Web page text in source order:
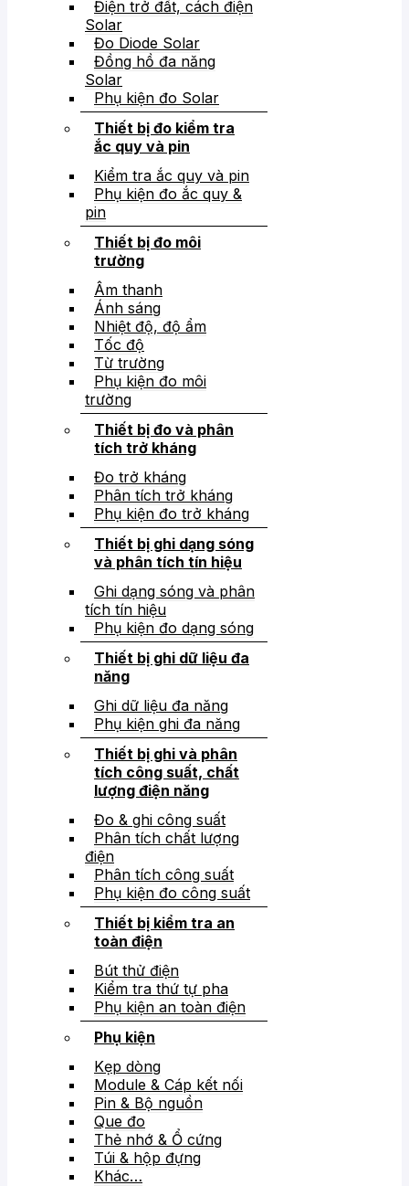
Điện trở đất, cách điện
Solar
Đo Diode Solar
Đồng hồ đa năng
Solar
Phụ kiện đo Solar
Thiết bị đo kiểm tra
ắc quy và pin
Kiểm tra ắc quy và pin
Phụ kiện đo ắc quy &
pin
Thiết bị đo môi
trường
Âm thanh
Ánh sáng
Nhiệt độ, độ ẩm
Tốc độ
Từ trường
Phụ kiện đo môi
trường
Thiết bị đo và phân
tích trở kháng
Đo trở kháng
Phân tích trở kháng
Phụ kiện đo trở kháng
Thiết bị ghi dạng sóng
và phân tích tín hiệu
Ghi dạng sóng và phân
tích tín hiệu
Phụ kiện đo dạng sóng
Thiết bị ghi dữ liệu đa
năng
Ghi dữ liệu đa năng
Phụ kiện ghi đa năng
Thiết bị ghi và phân
tích công suất, chất
lượng điện năng
Đo & ghi công suất
Phân tích chất lượng
điện
Phân tích công suất
Phụ kiện đo công suất
Thiết bị kiểm tra an
toàn điện
Bút thử điện
Kiểm tra thứ tự pha
Phụ kiện an toàn điện
Phụ kiện
Kẹp dòng
Module & Cáp kết nối
Pin & Bộ nguồn
Que đo
Thẻ nhớ & Ổ cứng
Túi & hộp đựng
Khác…